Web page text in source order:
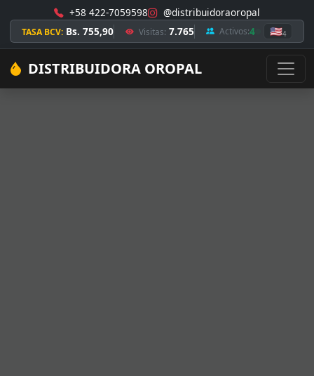
+58 422-7059598 @distribuidoraoropal
TASA BCV: Bs. 755,90 Visitas: 7.765 Activos:4 🇺🇸4
DISTRIBUIDORA OROPAL